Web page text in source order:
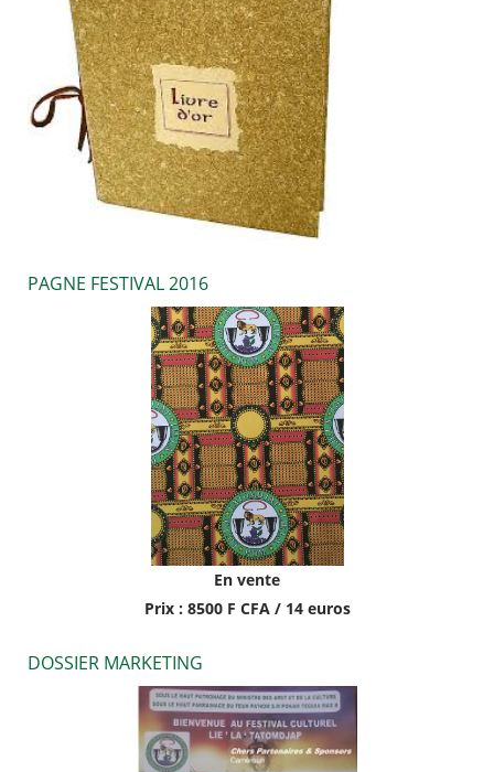
PAGNE FESTIVAL 2016
En vente
Prix : 8500 F CFA / 14 euros
DOSSIER MARKETING